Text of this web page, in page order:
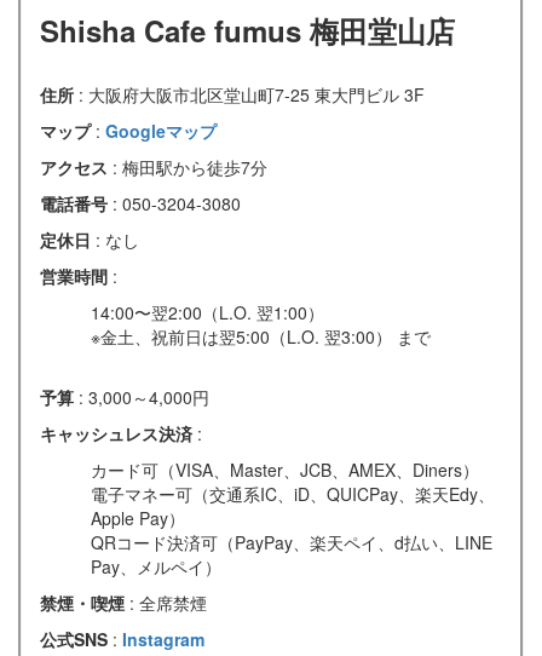
Shisha Cafe fumus 梅田堂山店
住所 : 大阪府大阪市北区堂山町7-25 東大門ビル 3F
マップ : Googleマップ
アクセス : 梅田駅から徒歩7分
電話番号 : 050-3204-3080
定休日 : なし
営業時間 :
14:00〜翌2:00（L.O. 翌1:00）
※金土、祝前日は翌5:00（L.O. 翌3:00） まで
予算 : 3,000～4,000円
キャッシュレス決済 :
カード可（VISA、Master、JCB、AMEX、Diners）
電子マネー可（交通系IC、iD、QUICPay、楽天Edy、
Apple Pay）
QRコード決済可（PayPay、楽天ペイ、d払い、LINE
Pay、メルペイ）
禁煙・喫煙 : 全席禁煙
公式SNS : Instagram